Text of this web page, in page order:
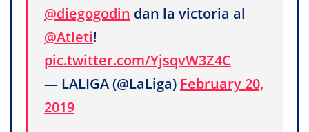
@diegogodin dan la victoria al
@Atleti!
pic.twitter.com/YjsqvW3Z4C
— LALIGA (@LaLiga) February 20,
2019